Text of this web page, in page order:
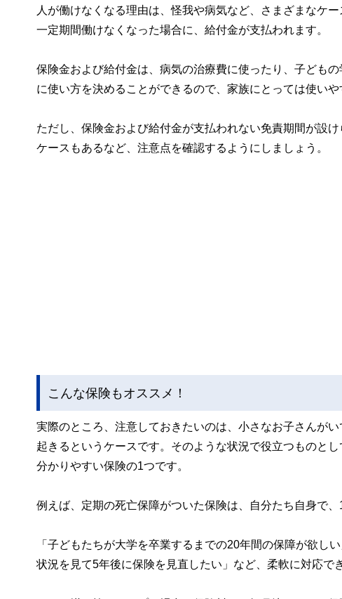
人が働けなくなる理由は、怪我や病気など、さまざまなケ
一定期間働けなくなった場合に、給付金が支払われます。
保険金および給付金は、病気の治療費に使ったり、子ども
に使い方を決めることができるので、家族にとっては使いや
ただし、保険金および給付金が支払われない免責期間が設
ケースもあるなど、注意点を確認するようにしましょう。
こんな保険もオススメ！
実際のところ、注意しておきたいのは、小さなお子さんが
起きるというケースです。そのような状況で役立つものと
分かりやすい保険の1つです。
例えば、定期の死亡保障がついた保険は、自分たち自身で
「子どもたちが大学を卒業するまでの20年間の保障が欲し
状況を見て5年後に保険を見直したい」など、柔軟に対応で